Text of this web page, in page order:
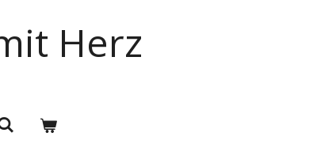
Herz